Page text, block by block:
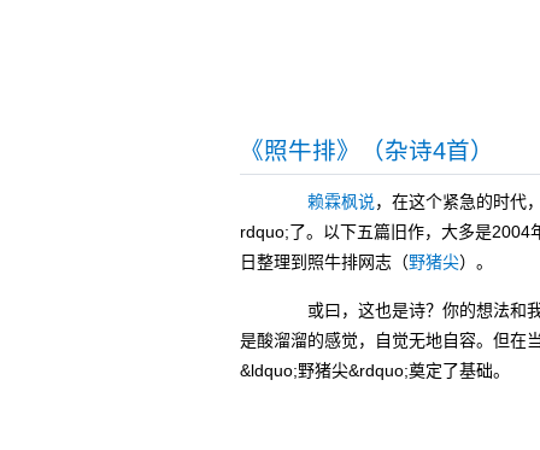
《照牛排》（杂诗4首）
赖霖枫说，在这个紧急的时代
rdquo;了。以下五篇旧作，大多是2004
日整理到照牛排网志（野猪尖）。
或曰，这也是诗？你的想法和我
是酸溜溜的感觉，自觉无地自容。但在
&ldquo;野猪尖&rdquo;奠定了基础。